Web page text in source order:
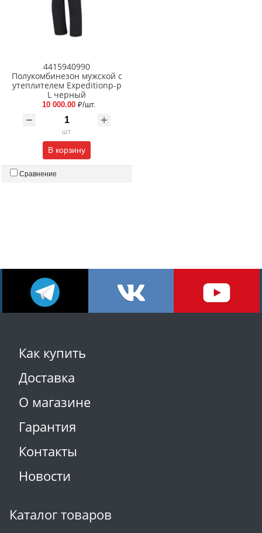
4415940990
Полукомбинезон мужской с
утеплителем Expeditionр-р
L черный
10 000.00 ₽/шт.
шт
В корзину
Сравнение
Как купить
Доставка
О магазине
Гарантия
Контакты
Новости
Каталог товаров